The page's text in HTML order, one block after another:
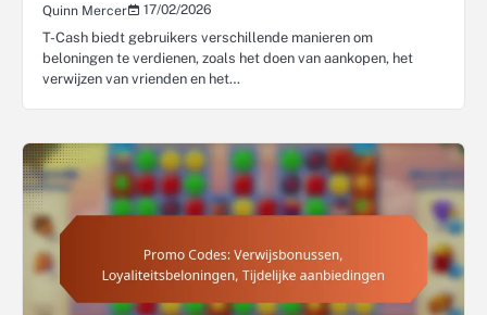
Quinn Mercer
17/02/2026
T-Cash biedt gebruikers verschillende manieren om
beloningen te verdienen, zoals het doen van aankopen, het
verwijzen van vrienden en het…